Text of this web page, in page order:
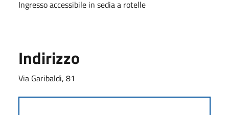
Ingresso accessibile in sedia a rotelle
Indirizzo
Via Garibaldi, 81